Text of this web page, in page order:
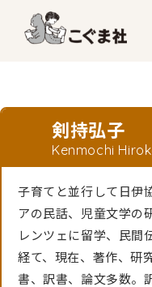
剣持弘子
Kenmochi
子育てと並行して日伊
アの民話、児童文学の
レンツェに留学、民間
経て、現在、著作、研
書、訳書、論文多数。